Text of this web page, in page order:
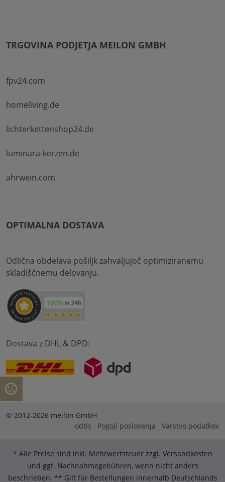
TRGOVINA PODJETJA MEILON GMBH
fpv24.com
homeliving.de
lichterkettenshop24.de
luminara-kerzen.de
ahrwein.com
OPTIMALNA DOSTAVA
Odlična obdelava pošiljk zahvaljujoč optimiziranemu
skladiščnemu delovanju.
Dostava z DHL & DPD:
© 2012-2026 meilon GmbH
odtis
Pogoji poslovanja Varstvo podatkov
* Alle Preise sind inkl. Mehrwertsteuer zzgl. Versandkosten
und ggf. Nachnahmegebühren, wenn nicht anders
beschrieben. ** Gilt für Bestellungen innerhalb Deutschlands